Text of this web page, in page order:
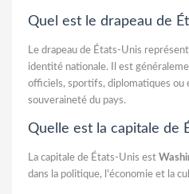
Quel est le drapeau de
Le drapeau de États-Unis
identité nationale. Il est
officiels, sportifs, diplomatiques ou
souveraineté du pays.
Quelle est la capitale de
La capitale de États-Unis est
dans la politique, l'économie et la